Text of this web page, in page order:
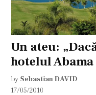
Un ateu:
hotelul
by Sebastian DAVID
17/05/2010